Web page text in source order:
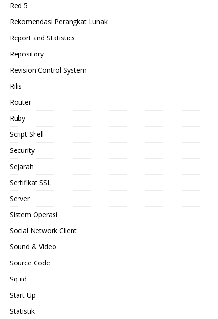
Red 5
Rekomendasi Perangkat Lunak
Report and Statistics
Repository
Revision Control System
Rilis
Router
Ruby
Script Shell
Security
Sejarah
Sertifikat SSL
Server
Sistem Operasi
Social Network Client
Sound & Video
Source Code
Squid
Start Up
Statistik